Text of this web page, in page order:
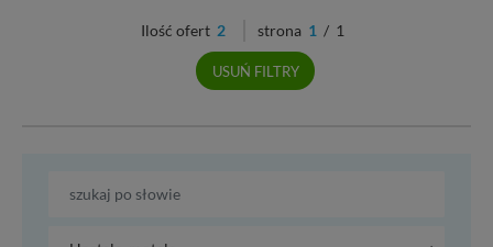
Ilość ofert 2 strona 1 / 1
USUŃ FILTRY